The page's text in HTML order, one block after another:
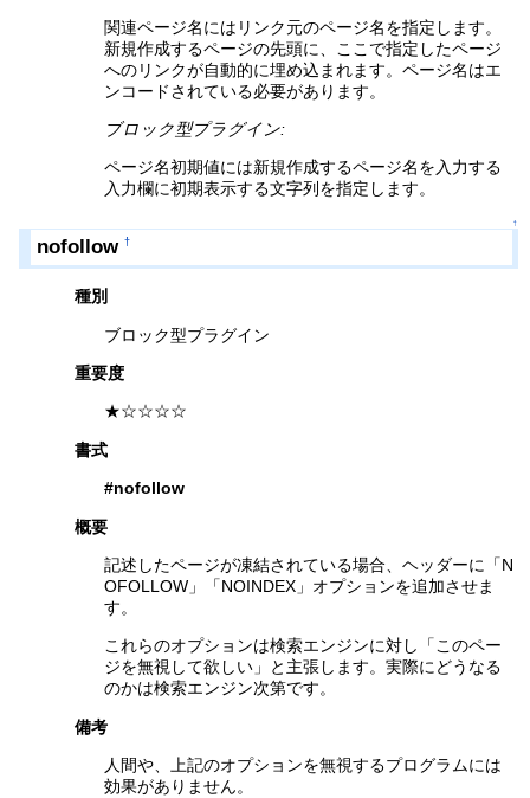
関連ページ名にはリンク元のページ名を指定します。
新規作成するページの先頭に、ここで指定したページ
へのリンクが自動的に埋め込まれます。ページ名はエ
ンコードされている必要があります。
ブロック型プラグイン:
ページ名初期値には新規作成するページ名を入力する
入力欄に初期表示する文字列を指定します。
↑
nofollow†
種別
ブロック型プラグイン
重要度
★☆☆☆☆
書式
#nofollow
概要
記述したページが凍結されている場合、ヘッダーに「N
OFOLLOW」「NOINDEX」オプションを追加させま
す。
これらのオプションは検索エンジンに対し「このペー
ジを無視して欲しい」と主張します。実際にどうなる
のかは検索エンジン次第です。
備考
人間や、上記のオプションを無視するプログラムには
効果がありません。